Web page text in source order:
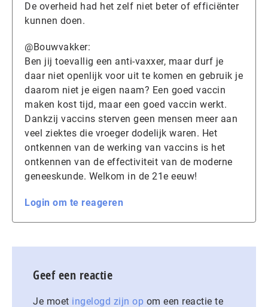
De overheid had het zelf niet beter of efficiënter
kunnen doen.
@Bouwvakker:
Ben jij toevallig een anti-vaxxer, maar durf je
daar niet openlijk voor uit te komen en gebruik je
daarom niet je eigen naam? Een goed vaccin
maken kost tijd, maar een goed vaccin werkt.
Dankzij vaccins sterven geen mensen meer aan
veel ziektes die vroeger dodelijk waren. Het
ontkennen van de werking van vaccins is het
ontkennen van de effectiviteit van de moderne
geneeskunde. Welkom in de 21e eeuw!
Login om te reageren
Geef een reactie
Je moet ingelogd zijn op om een reactie te